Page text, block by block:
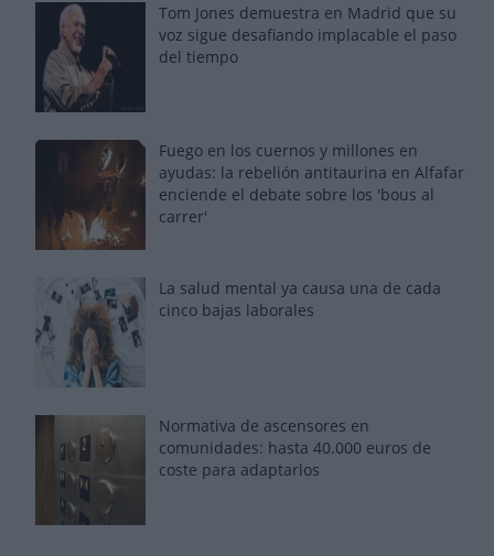
Tom Jones demuestra en Madrid que su
voz sigue desafiando implacable el paso
del tiempo
Fuego en los cuernos y millones en
ayudas: la rebelión antitaurina en Alfafar
enciende el debate sobre los 'bous al
carrer'
La salud mental ya causa una de cada
cinco bajas laborales
Normativa de ascensores en
comunidades: hasta 40.000 euros de
coste para adaptarlos